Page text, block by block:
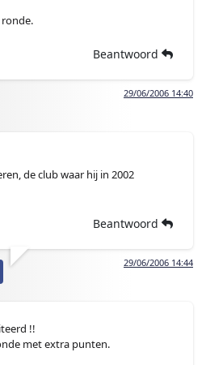
Beantwoord
29/06/2006 14:40
de club waar hij in 2002
Beantwoord
29/06/2006 14:44
!!
met extra punten.